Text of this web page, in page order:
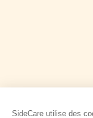
SideCare utilise des